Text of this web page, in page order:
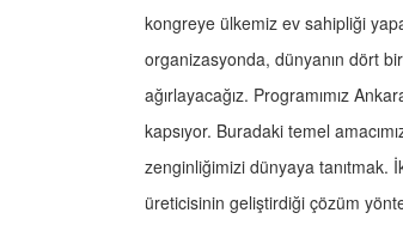
kongreye ülkemiz ev sahipliği
organizasyonda, dünyanın dört
ağırlayacağız. Programımız
kapsıyor. Buradaki temel
zenginliğimizi dünyaya tanıtmak.
üreticisinin geliştirdiği çözüm